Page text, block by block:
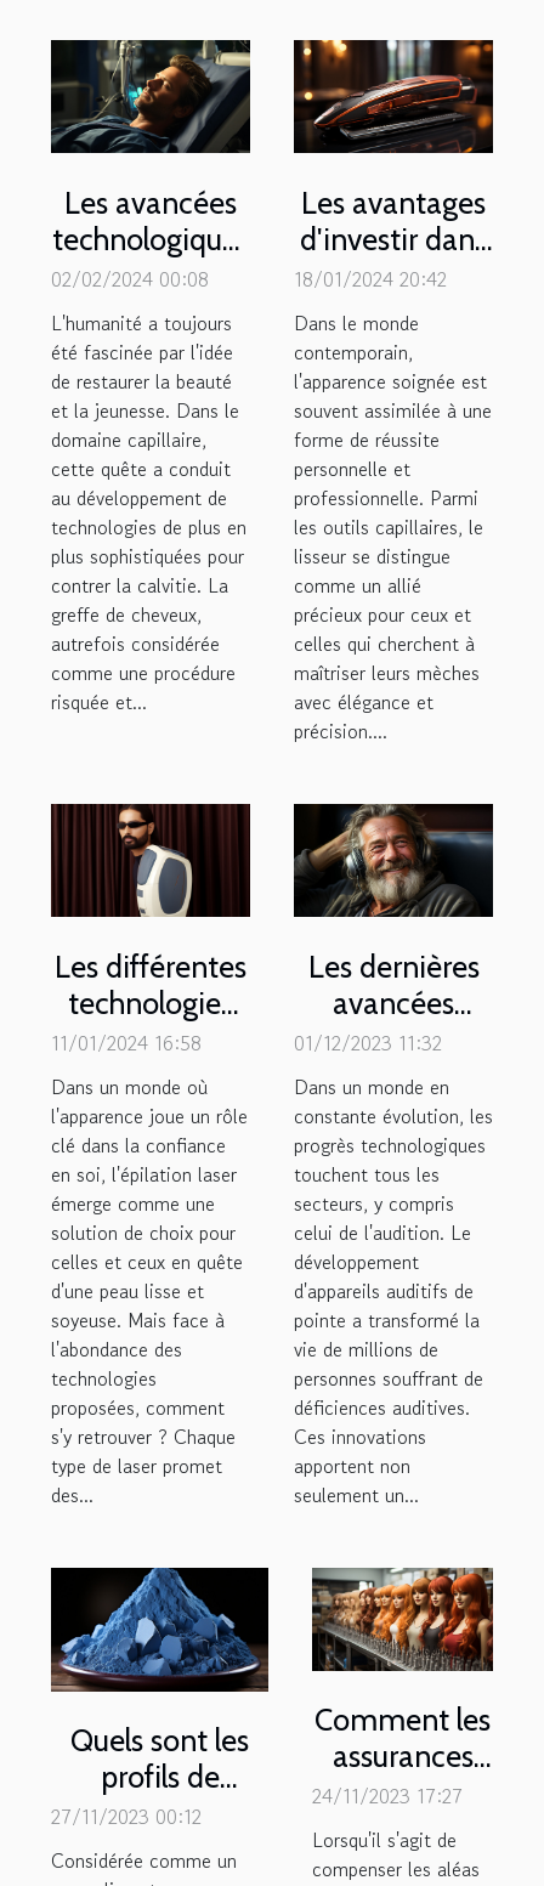
Les avancées
technologiques
dans le
domaine de la
greffe de
cheveux
02/02/2024 00:08
L'humanité a toujours
été fascinée par l'idée
de restaurer la beauté
et la jeunesse. Dans le
domaine capillaire,
cette quête a conduit
au développement de
technologies de plus en
plus sophistiquées pour
contrer la calvitie. La
greffe de cheveux,
autrefois considérée
comme une procédure
risquée et...
Les avantages
d'investir dans
un lisseur de
qualité pour
une coiffure
parfaite
18/01/2024 20:42
Dans le monde
contemporain,
l'apparence soignée est
souvent assimilée à une
forme de réussite
personnelle et
professionnelle. Parmi
les outils capillaires, le
lisseur se distingue
comme un allié
précieux pour ceux et
celles qui cherchent à
maîtriser leurs mèches
avec élégance et
précision....
Les différentes
technologies
d'épilation
laser : quelle
est la plus
efficace ?
11/01/2024 16:58
Dans un monde où
l'apparence joue un rôle
clé dans la confiance
en soi, l'épilation laser
émerge comme une
solution de choix pour
celles et ceux en quête
d'une peau lisse et
soyeuse. Mais face à
l'abondance des
technologies
proposées, comment
s'y retrouver ? Chaque
type de laser promet
des...
Les dernières
avancées
technologiques
en matière
d'appareils
auditifs
01/12/2023 11:32
Dans un monde en
constante évolution, les
progrès technologiques
touchent tous les
secteurs, y compris
celui de l'audition. Le
développement
d'appareils auditifs de
pointe a transformé la
vie de millions de
personnes souffrant de
déficiences auditives.
Ces innovations
apportent non
seulement un...
Quels sont les
profils de
personnes pour
lesquelles la
27/11/2023 00:12
Considérée comme un
Comment les
assurances
remboursent-
elles les
accessoires
24/11/2023 17:27
Lorsqu'il s'agit de
compenser les aléas